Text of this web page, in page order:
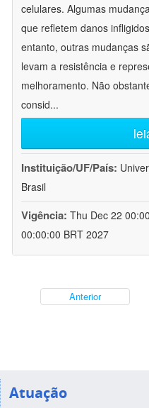
celulares. Algumas
que refletem danos
entanto, outras mudanças
levam a resistência e
melhoramento. Não
consid...
Instituição/UF/País:
Brasil
Vigência: Thu Dec 22
00:00:00 BRT 2027
Anterior
Atuação